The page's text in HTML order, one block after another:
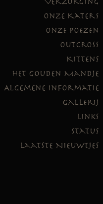
Verzorging
Onze Katers
Onze Poezen
Outcross
Kittens
Het Gouden Mandje
Algemene Informatie
Gallerij
Links
Status
Laatste Nieuwtjes